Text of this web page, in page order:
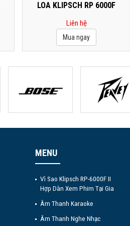
LOA KLIPSCH RP 6000F
Liên hệ
MENU
Vì Sao Klipsch RP-6000F II
Hợp Dàn Xem Phim Tại Gia
Âm Thanh Karaoke
Âm Thanh Nghe Nhạc